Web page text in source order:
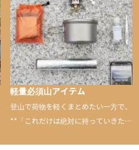
のあるアイテムを紹介
軽量必須山アイテム
登山で荷物を軽くまとめたい一方で、
**「これだけは絶対に持っていきた